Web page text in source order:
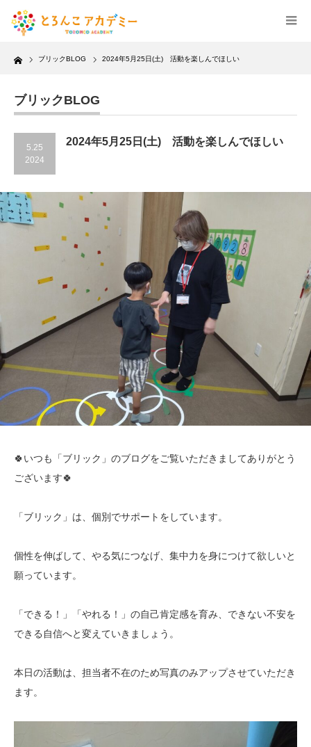
Home ブリックBLOG 2024年5月25日(土) 活動を楽しんでほしい
ブリックBLOG
5.25
2024
2024年5月25日(土) 活動を楽しんでほしい
🍀いつも「ブリック」のブログをご覧いただきましてありがとう
ございます🍀
「ブリック」は、個別でサポートをしています。
個性を伸ばして、やる気につなげ、集中力を身につけて欲しいと
願っています。
「できる！」「やれる！」の自己肯定感を育み、できない不安を
できる自信へと変えていきましょう。
本日の活動は、担当者不在のため写真のみアップさせていただき
ます。